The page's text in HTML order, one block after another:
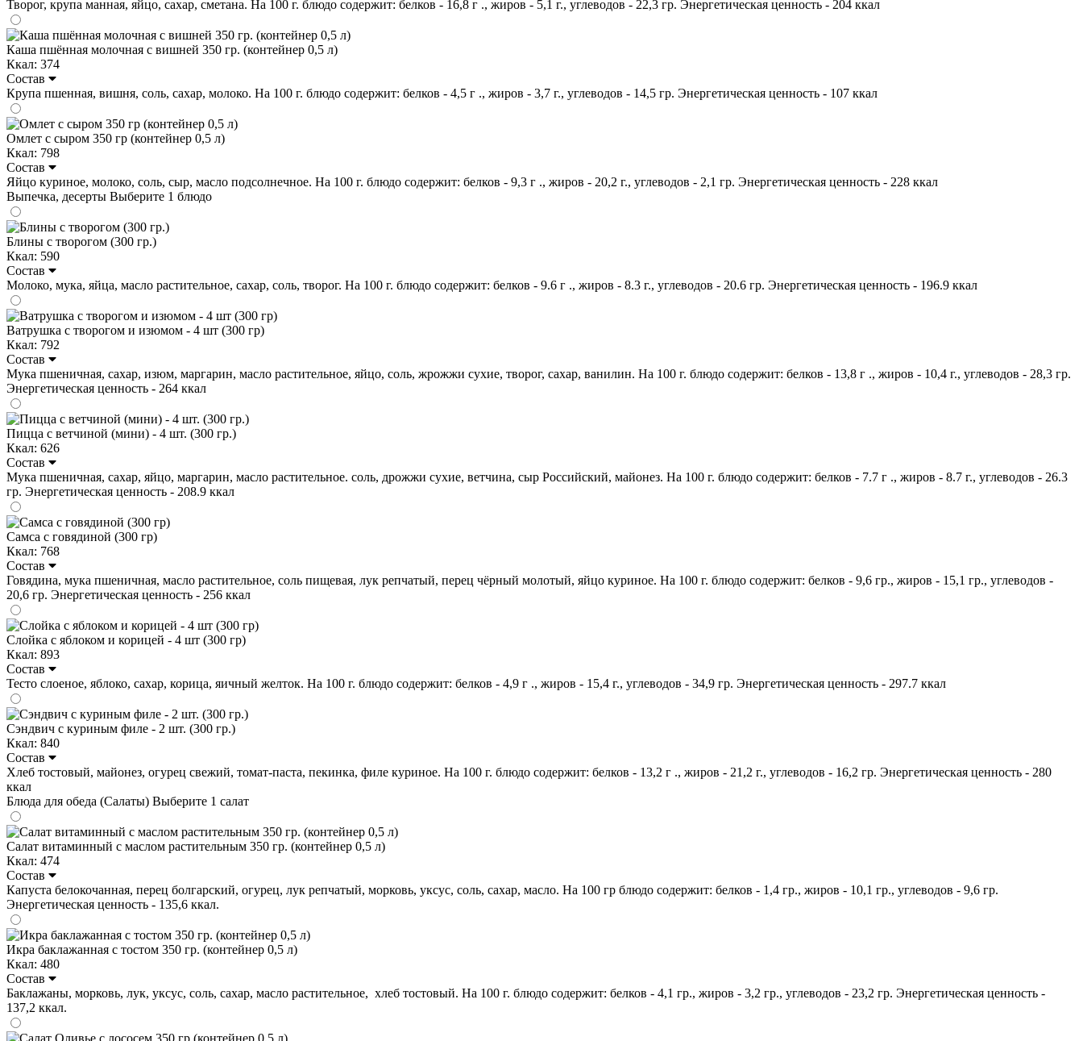
Творог, крупа манная, яйцо, сахар, сметана. На 100 г. блюдо содержит: белков - 16,8 г ., жиров - 5,1 г., углеводов - 22,3 гр. Энергетическая ценность - 204 ккал
Каша пшённая молочная с вишней 350 гр. (контейнер 0,5 л)
Ккал: 374
Состав
Крупа пшенная, вишня, соль, сахар, молоко. На 100 г. блюдо содержит: белков - 4,5 г ., жиров - 3,7 г., углеводов - 14,5 гр. Энергетическая ценность - 107 ккал
Омлет с сыром 350 гр (контейнер 0,5 л)
Ккал: 798
Состав
Яйцо куриное, молоко, соль, сыр, масло подсолнечное. На 100 г. блюдо содержит: белков - 9,3 г ., жиров - 20,2 г., углеводов - 2,1 гр. Энергетическая ценность - 228 ккал
Выпечка, десерты Выберите 1 блюдо
Блины с творогом (300 гр.)
Ккал: 590
Состав
Молоко, мука, яйца, масло растительное, сахар, соль, творог. На 100 г. блюдо содержит: белков - 9.6 г ., жиров - 8.3 г., углеводов - 20.6 гр. Энергетическая ценность - 196.9 ккал
Ватрушка с творогом и изюмом - 4 шт (300 гр)
Ккал: 792
Состав
Мука пшеничная, сахар, изюм, маргарин, масло растительное, яйцо, соль, жрожжи сухие, творог, сахар, ванилин. На 100 г. блюдо содержит: белков - 13,8 г ., жиров - 10,4 г., углеводов - 28,3 гр.
Энергетическая ценность - 264 ккал
Пицца с ветчиной (мини) - 4 шт. (300 гр.)
Ккал: 626
Состав
Мука пшеничная, сахар, яйцо, маргарин, масло растительное. соль, дрожжи сухие, ветчина, сыр Российский, майонез. На 100 г. блюдо содержит: белков - 7.7 г ., жиров - 8.7 г., углеводов - 26.3
гр. Энергетическая ценность - 208.9 ккал
Самса с говядиной (300 гр)
Ккал: 768
Состав
Говядина, мука пшеничная, масло растительное, соль пищевая, лук репчатый, перец чёрный молотый, яйцо куриное. На 100 г. блюдо содержит: белков - 9,6 гр., жиров - 15,1 гр., углеводов -
20,6 гр. Энергетическая ценность - 256 ккал
Слойка с яблоком и корицей - 4 шт (300 гр)
Ккал: 893
Состав
Тесто слоеное, яблоко, сахар, корица, яичный желток. На 100 г. блюдо содержит: белков - 4,9 г ., жиров - 15,4 г., углеводов - 34,9 гр. Энергетическая ценность - 297.7 ккал
Сэндвич с куриным филе - 2 шт. (300 гр.)
Ккал: 840
Состав
Хлеб тостовый, майонез, огурец свежий, томат-паста, пекинка, филе куриное. На 100 г. блюдо содержит: белков - 13,2 г ., жиров - 21,2 г., углеводов - 16,2 гр. Энергетическая ценность - 280
ккал
Блюда для обеда (Салаты) Выберите 1 салат
Салат витаминный с маслом растительным 350 гр. (контейнер 0,5 л)
Ккал: 474
Состав
Капуста белокочанная, перец болгарский, огурец, лук репчатый, морковь, уксус, соль, сахар, масло. На 100 гр блюдо содержит: белков - 1,4 гр., жиров - 10,1 гр., углеводов - 9,6 гр.
Энергетическая ценность - 135,6 ккал.
Икра баклажанная с тостом 350 гр. (контейнер 0,5 л)
Ккал: 480
Состав
Баклажаны, морковь, лук, уксус, соль, сахар, масло растительное, хлеб тостовый. На 100 г. блюдо содержит: белков - 4,1 гр., жиров - 3,2 гр., углеводов - 23,2 гр. Энергетическая ценность -
137,2 ккал.